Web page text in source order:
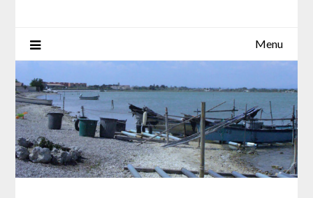
Menu